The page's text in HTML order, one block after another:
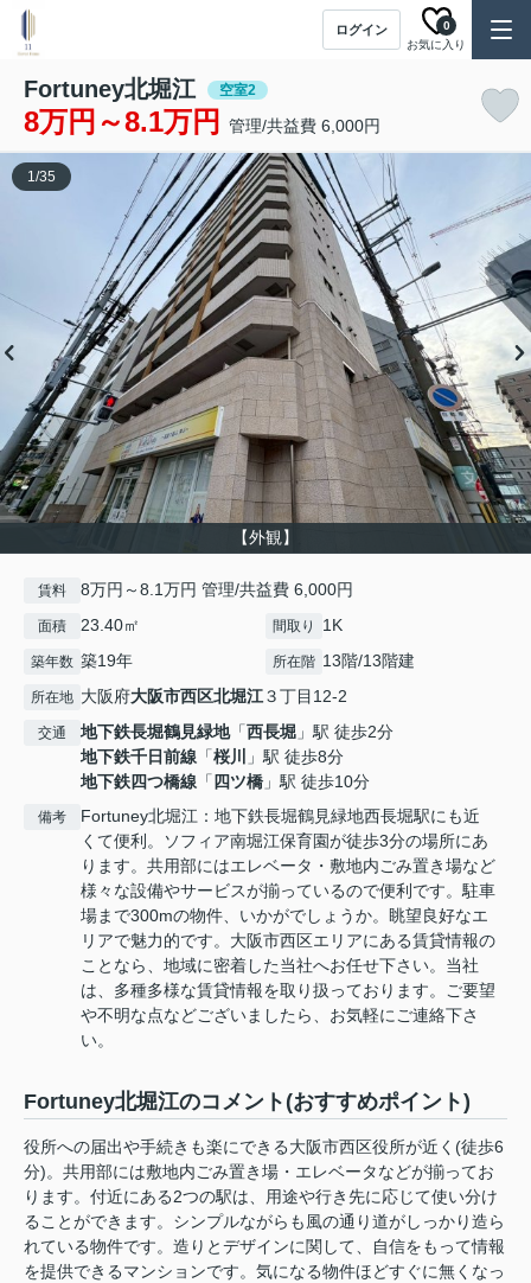
ログイン
お気に入り
0
Fortuney北堀江 空室2
8万円～8.1万円 管理/共益費 6,000円
【外観】
1/35
賃料 8万円～8.1万円 管理/共益費 6,000円
面積 23.40㎡ 間取り 1K
築年数 築19年 所在階 13階/13階建
所在地 大阪府大阪市西区北堀江３丁目12-2
交通 地下鉄長堀鶴見緑地「西長堀 」駅 徒歩2分
地下鉄千日前線 「桜川
」駅 徒歩8分
地下鉄四つ橋線 「 四ツ橋 」駅 徒歩10分
備考
Fortuney北堀江：地下鉄長堀鶴見緑地西長堀駅にも近
くて便利。ソフィア南堀江保育園が徒歩3分の場所にあ
ります。共用部にはエレベータ・敷地内ごみ置き場など
様々な設備やサービスが揃っているので便利です。駐車
場まで300mの物件、いかがでしょうか。眺望良好なエ
リアで魅力的です。大阪市西区エリアにある賃貸情報の
ことなら、地域に密着した当社へお任せ下さい。当社
は、多種多様な賃貸情報を取り扱っております。ご要望
や不明な点などございましたら、お気軽にご連絡下さ
い。
Fortuney北堀江のコメント(おすすめポイント)
役所への届出や手続きも楽にできる大阪市西区役所が近く(徒歩6
分)。共用部には敷地内ごみ置き場・エレベータなどが揃ってお
ります。付近にある2つの駅は、用途や行き先に応じて使い分け
ることができます。シンプルながらも風の通り道がしっかり造ら
れている物件です。造りとデザインに関して、自信をもって情報
を提供できるマンションです。気になる物件ほどすぐに無くなっ